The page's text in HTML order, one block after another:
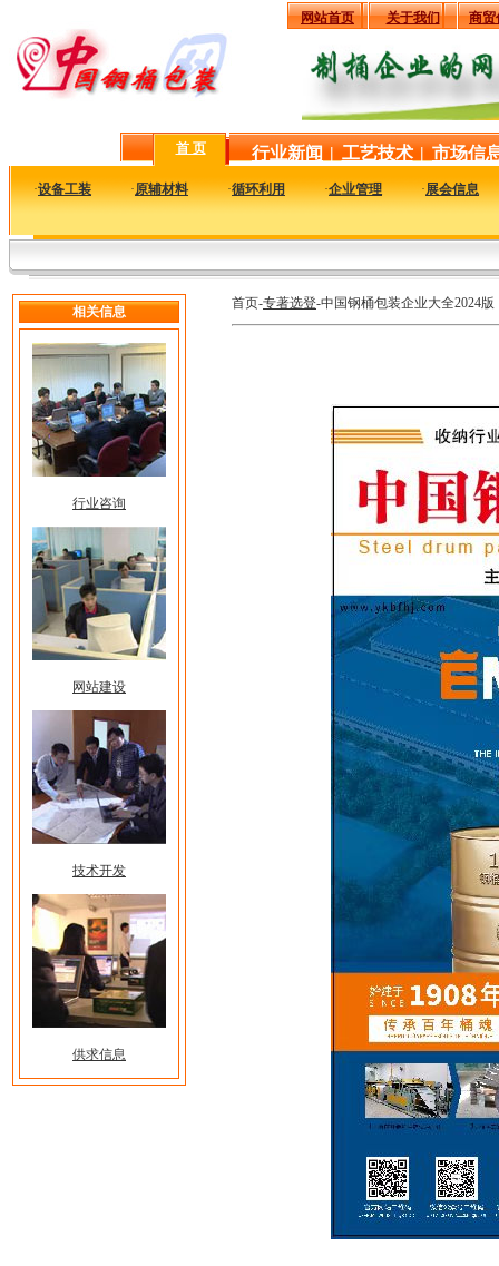
网站首页 关于我们 商贸
首 页 行业新闻 | 工艺技术 | 市场信
·设备工装 ·原辅材料 ·循环利用 ·企业管理 ·展会信息
相关信息
行业咨询
网站建设
技术开发
供求信息
首页-专著选登-中国钢桶包装企业大全2024版